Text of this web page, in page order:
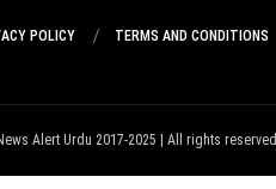
TERMS AND CONDITIONS
POLICY
Alert Urdu 2017-2025 | All rights reserved ©